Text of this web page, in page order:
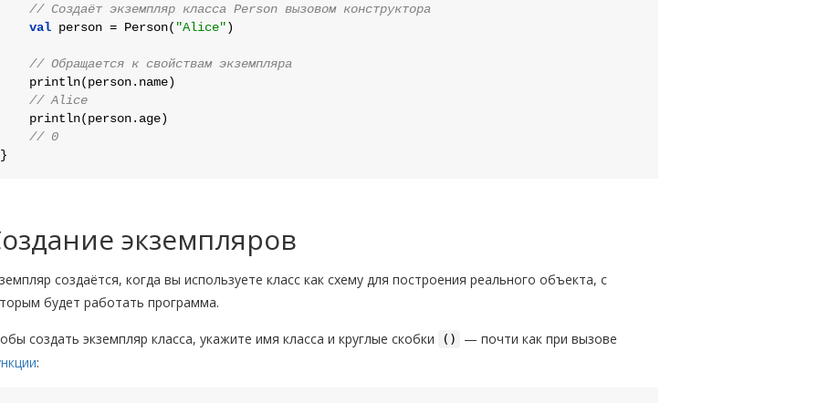
// Создаёт экземпляр класса Person вызовом конструктора
val person = Person( "Alice")
// Обращается к свойствам экземпляра
// Alice
// 0
экземпляров
создаётся, когда вы используете класс как схему для построения реального объекта, с
будет работать программа.
создать экземпляр класса, укажите имя класса и круглые скобки ()
— почти как при вызове
: